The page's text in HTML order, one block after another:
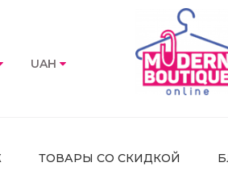
UAH
ТОВАРЫ СО СКИДКОЙ